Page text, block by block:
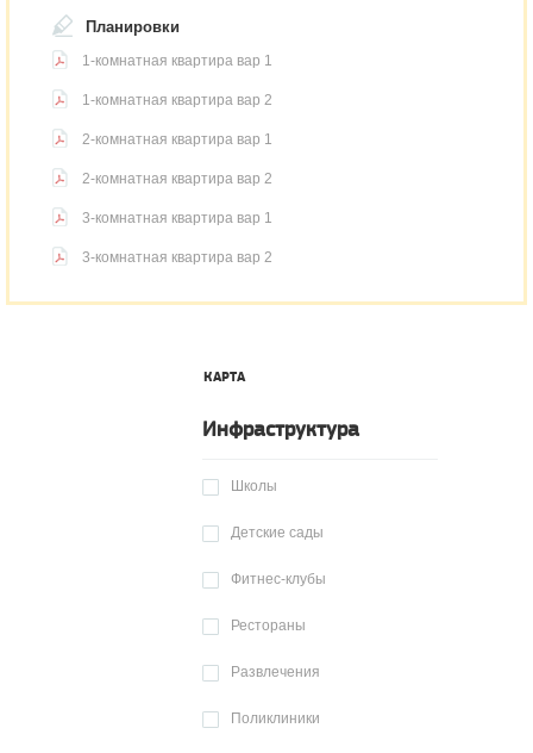
Планировки
1-комнатная квартира вар 1
1-комнатная квартира вар 2
2-комнатная квартира вар 1
2-комнатная квартира вар 2
3-комнатная квартира вар 1
3-комнатная квартира вар 2
КАРТА
Инфраструктура
Школы
Детские сады
Фитнес-клубы
Рестораны
Развлечения
Поликлиники